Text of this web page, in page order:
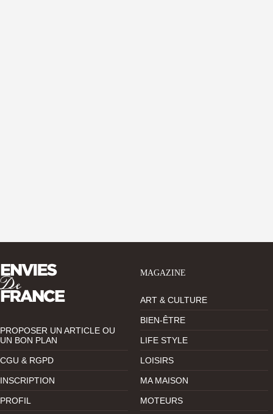
PROPOSER UN ARTICLE OU
UN BON PLAN
CGU & RGPD
INSCRIPTION
PROFIL
MAGAZINE
ART & CULTURE
BIEN-ÊTRE
LIFE STYLE
LOISIRS
MA MAISON
MOTEURS